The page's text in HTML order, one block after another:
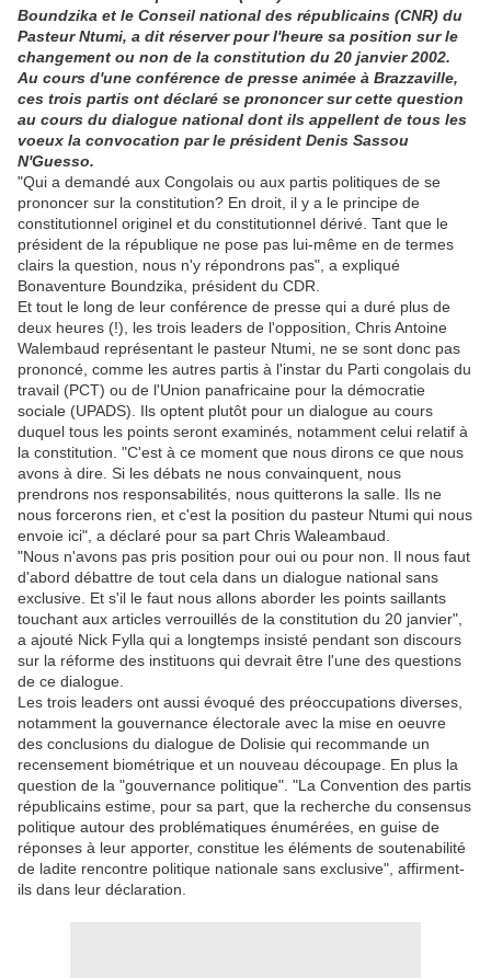
Boundzika et le Conseil national des républicains (CNR) du
Pasteur Ntumi, a dit réserver pour l'heure sa position sur le
changement ou non de la constitution du 20 janvier 2002.
Au cours d'une conférence de presse animée à Brazzaville,
ces trois partis ont déclaré se prononcer sur cette question
au cours du dialogue national dont ils appellent de tous les
voeux la convocation par le président Denis Sassou
N'Guesso.
"Qui a demandé aux Congolais ou aux partis politiques de se
prononcer sur la constitution? En droit, il y a le principe de
constitutionnel originel et du constitutionnel dérivé. Tant que le
président de la république ne pose pas lui-même en de termes
clairs la question, nous n'y répondrons pas", a expliqué
Bonaventure Boundzika, président du CDR.
Et tout le long de leur conférence de presse qui a duré plus de
deux heures (!), les trois leaders de l'opposition, Chris Antoine
Walembaud représentant le pasteur Ntumi, ne se sont donc pas
prononcé, comme les autres partis à l'instar du Parti congolais du
travail (PCT) ou de l'Union panafricaine pour la démocratie
sociale (UPADS). Ils optent plutôt pour un dialogue au cours
duquel tous les points seront examinés, notamment celui relatif à
la constitution. "C'est à ce moment que nous dirons ce que nous
avons à dire. Si les débats ne nous convainquent, nous
prendrons nos responsabilités, nous quitterons la salle. Ils ne
nous forcerons rien, et c'est la position du pasteur Ntumi qui nous
envoie ici", a déclaré pour sa part Chris Waleambaud.
"Nous n'avons pas pris position pour oui ou pour non. Il nous faut
d'abord débattre de tout cela dans un dialogue national sans
exclusive. Et s'il le faut nous allons aborder les points saillants
touchant aux articles verrouillés de la constitution du 20 janvier",
a ajouté Nick Fylla qui a longtemps insisté pendant son discours
sur la réforme des instituons qui devrait être l'une des questions
de ce dialogue.
Les trois leaders ont aussi évoqué des préoccupations diverses,
notamment la gouvernance électorale avec la mise en oeuvre
des conclusions du dialogue de Dolisie qui recommande un
recensement biométrique et un nouveau découpage. En plus la
question de la "gouvernance politique". "La Convention des partis
républicains estime, pour sa part, que la recherche du consensus
politique autour des problématiques énumérées, en guise de
réponses à leur apporter, constitue les éléments de soutenabilité
de ladite rencontre politique nationale sans exclusive", affirment-
ils dans leur déclaration.